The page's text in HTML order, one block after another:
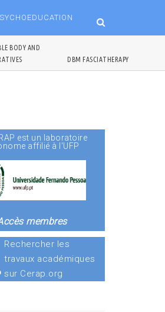
BODY AND
DBM FASCIATHERAPY
est un laboratoire
affilié à l'UFP
membres
Rechercher les
travaux académiques
sur Cerap.org